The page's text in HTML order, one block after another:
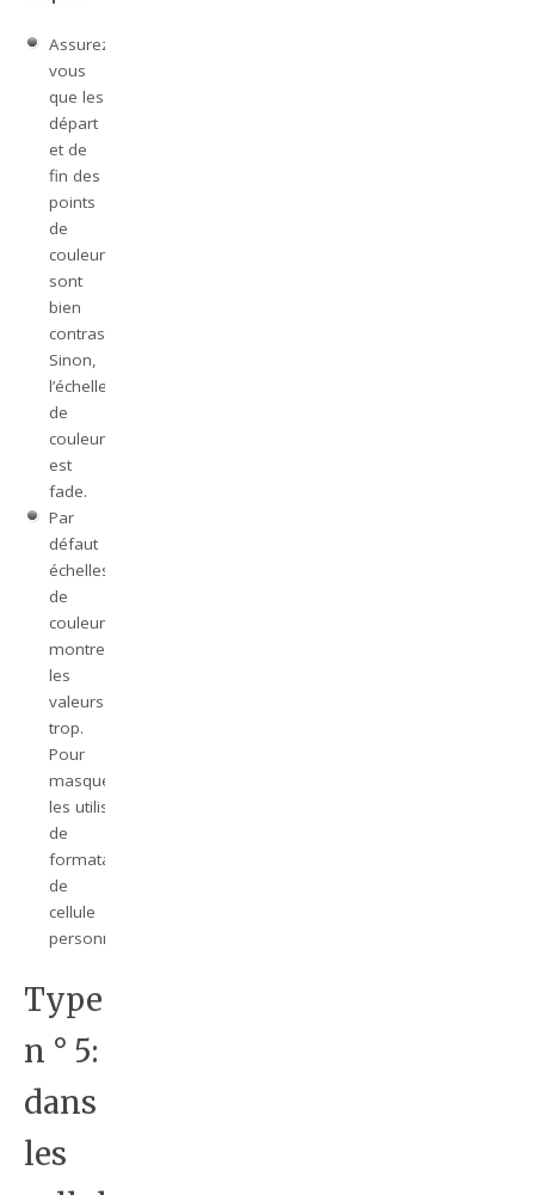
Assurez-
vous
que les
départ
et de
fin des
points
de
couleur
sont
bien
contrastées.
Sinon,
l’échelle
de
couleur
est
fade.
Par
défaut
échelles
de
couleurs
montrent
les
valeurs
trop.
Pour
masquer
les utilisent;code
de
formatage
de
cellule
personnalisé.
Type
n ° 5:
dans
les